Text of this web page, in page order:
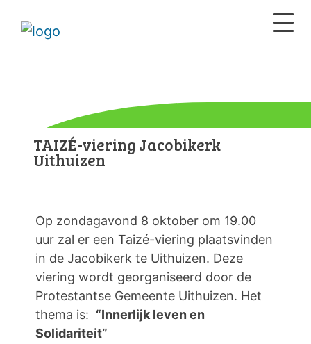
TAIZÉ-viering Jacobikerk
Uithuizen
Op zondagavond 8 oktober om 19.00
uur zal er een Taizé-viering plaatsvinden
in de Jacobikerk te Uithuizen. Deze
viering wordt georganiseerd door de
Protestantse Gemeente Uithuizen. Het
thema is: “Innerlijk leven en
Solidariteit”